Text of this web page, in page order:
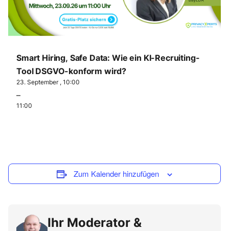
Smart Hiring, Safe Data: Wie ein KI-Recruiting-
Tool DSGVO-konform wird?
23. September , 10:00
–
11:00
Zum Kalender hinzufügen
Ihr Moderator &